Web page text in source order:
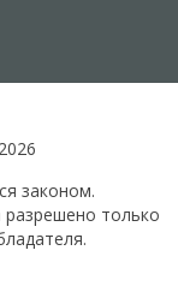
законом.
только